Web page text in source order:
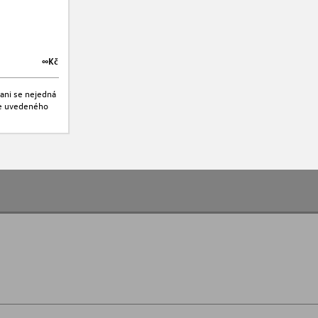
∞Kč
se nejedná
uvedeného